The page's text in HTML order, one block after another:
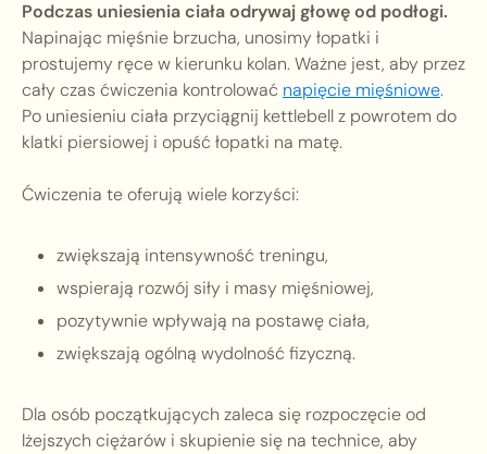
Podczas uniesienia ciała odrywaj głowę od podłogi.
Napinając mięśnie brzucha, unosimy łopatki i
prostujemy ręce w kierunku kolan. Ważne jest, aby przez
cały czas ćwiczenia kontrolować napięcie mięśniowe.
Po uniesieniu ciała przyciągnij kettlebell z powrotem do
klatki piersiowej i opuść łopatki na matę.
Ćwiczenia te oferują wiele korzyści:
zwiększają intensywność treningu,
wspierają rozwój siły i masy mięśniowej,
pozytywnie wpływają na postawę ciała,
zwiększają ogólną wydolność fizyczną.
Dla osób początkujących zaleca się rozpoczęcie od
lżejszych ciężarów i skupienie się na technice, aby